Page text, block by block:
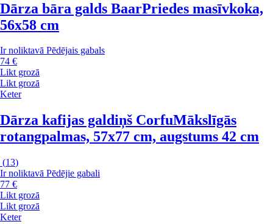
Dārza bāra galds BaarPriedes masīvkoka,
56x58 cm
Ir noliktavā Pēdējais gabals
74 €
Likt grozā
Likt grozā
Keter
Dārza kafijas galdiņš CorfuMākslīgās
rotangpalmas, 57x77 cm, augstums 42 cm
(13)
Ir noliktavā Pēdējie gabali
77 €
Likt grozā
Likt grozā
Keter